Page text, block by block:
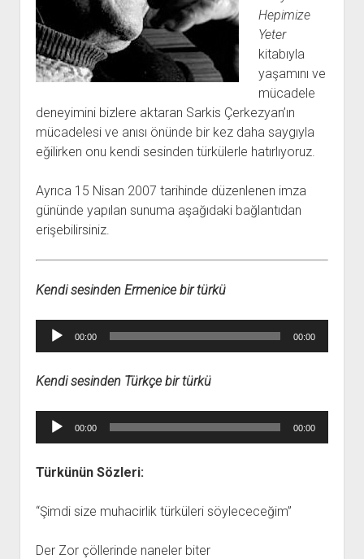
BARIŞ HAREKETLERİ ARŞİV FONU
DAVA DOSYALARI ARŞİV FONU
GÖRSEL-İŞİTSEL ARŞİV FONU
ARŞİVLERDEN YARARLANMA KOŞULLARI
SOL HAREKETLER KİTAPLIĞI
EMEK HAREKETİ KİTAPLIĞI
BARIŞ HAREKETİ KİTAPLIĞI
GENÇLİK HAREKETİ KİTAPLIĞI
KADIN HAREKETİ KİTAPLIĞI
ÖĞRETMEN HAREKETİ KİTAPLIĞI
ANTİKOMÜNİZM KİTAPLIĞI
AYDINLIK KÜLLİYATI KİTAPLIĞI
NÂZIM HİKMET KİTAPLIĞI
HİKMET KIVILCIMLI KİTAPLIĞI
KERİM SADİ KİTAPLIĞI
HAYDAR RİFAT KİTAPLIĞI
YURTDIŞI KİTAPLIĞI
açılır
menüyü
TDF KİTAPLIĞI
aç
ÜYE BAŞVURU FORMU
ARŞİVLERDEN YARARLANMA FORMU
KİTAP ABONE FORMU
İLETİŞİM
açılır
menüyü
İLETİŞİM BİLGİLERİ
BANKA HESAPLARIMIZ
ÇALIŞMA GÜNLERİMİZ
Hepimize
Yeter
kitabıyla
yaşamını ve
mücadele
deneyimini bizlere aktaran Sarkis Çerkezyan’ın
mücadelesi ve anısı önünde bir kez daha saygıyla
eğilirken onu kendi sesinden türkülerle hatırlıyoruz.
Ayrıca 15 Nisan 2007 tarihinde düzenlenen imza
gününde yapılan sunuma aşağıdaki bağlantıdan
erişebilirsiniz.
Kendi sesinden Ermenice bir türkü
Ses
00:00 00:00
Kendi sesinden Türkçe bir türkü
Ses
00:00 00:00
Türkünün Sözleri:
“Şimdi size muhacirlik türküleri söylececeğim”
Der Zor çöllerinde naneler biter